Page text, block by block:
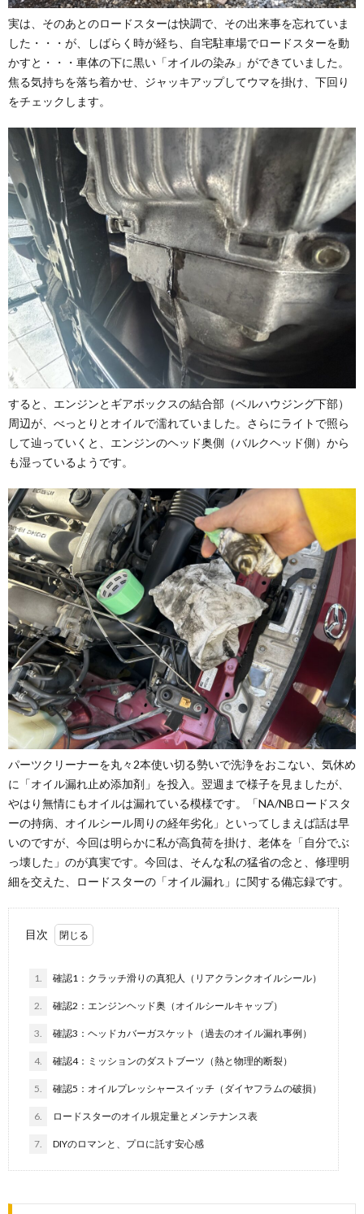
実は、そのあとのロードスターは快調で、その出来事を忘れていま
した・・・が、しばらく時が経ち、自宅駐車場でロードスターを動
かすと・・・車体の下に黒い「オイルの染み」ができていました。
焦る気持ちを落ち着かせ、ジャッキアップしてウマを掛け、下回り
をチェックします。
すると、エンジンとギアボックスの結合部（ベルハウジング下部）
周辺が、べっとりとオイルで濡れていました。さらにライトで照ら
して辿っていくと、エンジンのヘッド奥側（バルクヘッド側）から
も湿っているようです。
パーツクリーナーを丸々2本使い切る勢いで洗浄をおこない、気休め
に「オイル漏れ止め添加剤」を投入。翌週まで様子を見ましたが、
やはり無情にもオイルは漏れている模様です。「NA/NBロードスタ
ーの持病、オイルシール周りの経年劣化」といってしまえば話は早
いのですが、今回は明らかに私が高負荷を掛け、老体を「自分でぶ
っ壊した」のが真実です。今回は、そんな私の猛省の念と、修理明
細を交えた、ロードスターの「オイル漏れ」に関する備忘録です。
目次
1. 確認1：クラッチ滑りの真犯人（リアクランクオイルシール）
2. 確認2：エンジンヘッド奥（オイルシールキャップ）
3. 確認3：ヘッドカバーガスケット（過去のオイル漏れ事例）
4. 確認4：ミッションのダストブーツ（熱と物理的断裂）
5. 確認5：オイルプレッシャースイッチ（ダイヤフラムの破損）
6. ロードスターのオイル規定量とメンテナンス表
7. DIYのロマンと、プロに託す安心感